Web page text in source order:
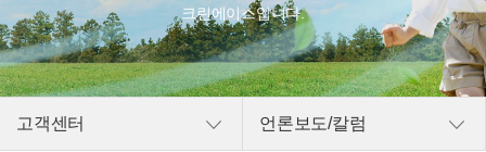
크린에이스입니다.
고객센터 언론보도/칼럼